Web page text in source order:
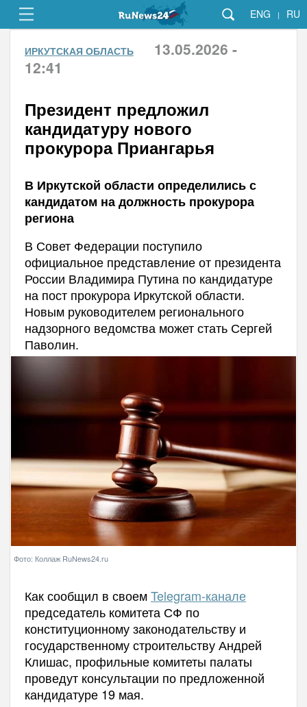
ENG | RU
ИРКУТСКАЯ ОБЛАСТЬ
13.05.2026 -
12:41
Президент предложил
кандидатуру нового
прокурора Приангарья
В Иркутской области определились с
кандидатом на должность прокурора
региона
В Совет Федерации поступило
официальное представление от президента
России Владимира Путина по кандидатуре
на пост прокурора Иркутской области.
Новым руководителем регионального
надзорного ведомства может стать Сергей
Паволин.
Фото: Коллаж RuNews24.ru
Как сообщил в своемTelegram-канале
председатель комитета СФ по
конституционному законодательству и
государственному строительству Андрей
Клишас, профильные комитеты палаты
проведут консультации по предложенной
кандидатуре 19 мая.